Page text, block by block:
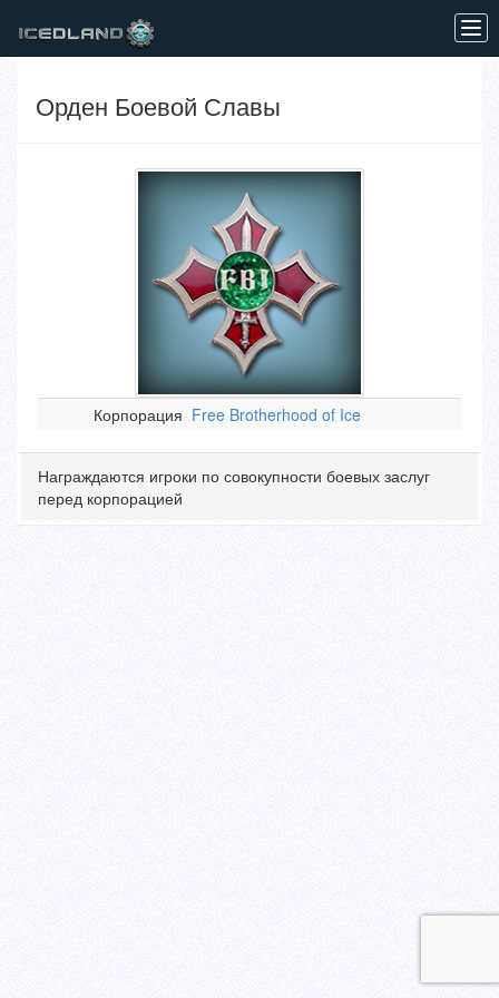
Орден Боевой Славы
Корпорация Free Brotherhood of Ice
Награждаются игроки по совокупности боевых заслуг
перед корпорацией